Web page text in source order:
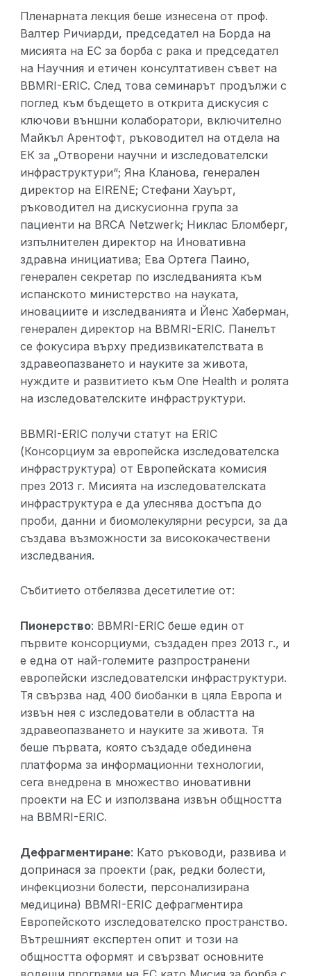
Пленарната лекция беше изнесена от проф.
Валтер Ричиарди, председател на Борда на
мисията на ЕС за борба с рака и председател
на Научния и етичен консултативен съвет на
BBMRI-ERIC. След това семинарът продължи с
поглед към бъдещето в открита дискусия с
ключови външни колаборатори, включително
Майкъл Арентофт, ръководител на отдела на
ЕК за „Отворени научни и изследователски
инфраструктури“; Яна Кланова, генерален
директор на EIRENE; Стефани Хауърт,
ръководител на дискусионна група за
пациенти на BRCA Netzwerk; Никлас Бломберг,
изпълнителен директор на Иновативна
здравна инициатива; Ева Ортега Паино,
генерален секретар по изследванията към
испанското министерство на науката,
иновациите и изследванията и Йенс Хаберман,
генерален директор на BBMRI-ERIC. Панелът
се фокусира върху предизвикателствата в
здравеопазването и науките за живота,
нуждите и развитието към One Health и ролята
на изследователските инфраструктури.
BBMRI-ERIC получи статут на ERIC
(Консорциум за европейска изследователска
инфраструктура) от Европейската комисия
през 2013 г. Мисията на изследователската
инфраструктура е да улеснява достъпа до
проби, данни и биомолекулярни ресурси, за да
създава възможности за висококачествени
изследвания.
Събитието отбелязва десетилетие от:
Пионерство: BBMRI-ERIC беше един от
първите консорциуми, създаден през 2013 г., и
е една от най-големите разпространени
европейски изследователски инфраструктури.
Тя свързва над 400 биобанки в цяла Европа и
извън нея с изследователи в областта на
здравеопазването и науките за живота. Тя
беше първата, която създаде обединена
платформа за информационни технологии,
сега внедрена в множество иновативни
проекти на ЕС и използвана извън общността
на BBMRI-ERIC.
Дефрагментиране: Като ръководи, развива и
допринася за проекти (рак, редки болести,
инфекциозни болести, персонализирана
медицина) BBMRI-ERIC дефрагментира
Европейското изследователско пространство.
Вътрешният експертен опит и този на
общността оформят и свързват основните